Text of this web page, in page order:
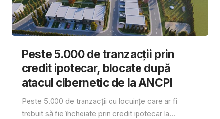
Peste 5.000 de tranzacții prin
credit ipotecar, blocate după
atacul cibernetic de la ANCPI
Peste 5.000 de tranzacții cu locuințe care ar fi
trebuit să fie încheiate prin credit ipotecar la...